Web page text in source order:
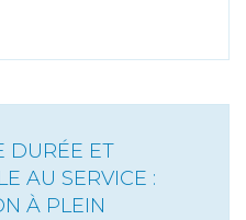
DURÉE ET
AU SERVICE :
À PLEIN